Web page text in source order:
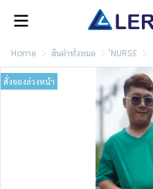
Home สินค้าทั้งหมด ์NURSE
สั่งจองล่วงหน้า